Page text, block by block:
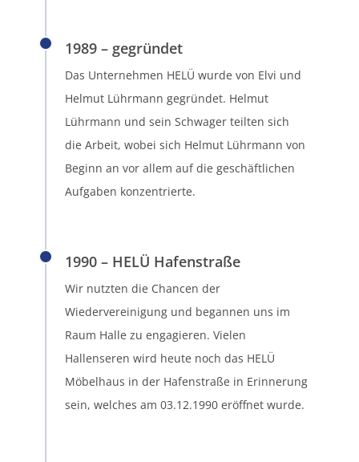
1989 – gegründet
Das Unternehmen HELÜ wurde von Elvi und
Helmut Lührmann gegründet. Helmut
Lührmann und sein Schwager teilten sich
die Arbeit, wobei sich Helmut Lührmann von
Beginn an vor allem auf die geschäftlichen
Aufgaben konzentrierte.
1990 – HELÜ Hafenstraße
Wir nutzten die Chancen der
Wiedervereinigung und begannen uns im
Raum Halle zu engagieren. Vielen
Hallenseren wird heute noch das HELÜ
Möbelhaus in der Hafenstraße in Erinnerung
sein, welches am 03.12.1990 eröffnet wurde.